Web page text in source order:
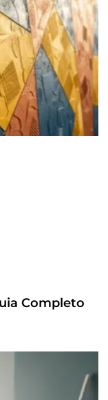
Completo